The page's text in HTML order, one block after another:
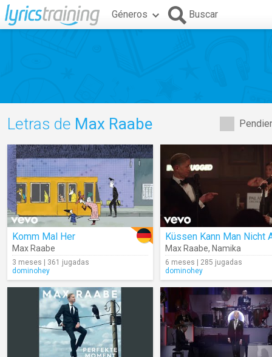
Géneros Buscar
Letras de Max Raabe
Komm Mal Her
Max Raabe
3 meses | 361 jugadas
dominohey
Max Raabe, Namika
6 meses | 285 jugadas
dominohey